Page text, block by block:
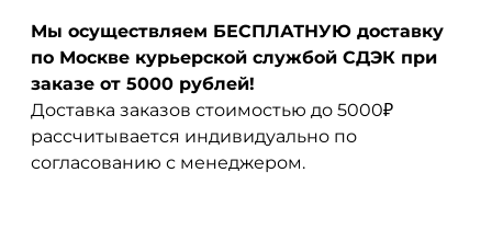
Мы осуществляем БЕСПЛАТНУЮ доставку
по Москве курьерской службой СДЭК при
заказе от 5000 рублей!
Доставка заказов стоимостью до 5000₽
рассчитывается индивидуально по
согласованию с менеджером.